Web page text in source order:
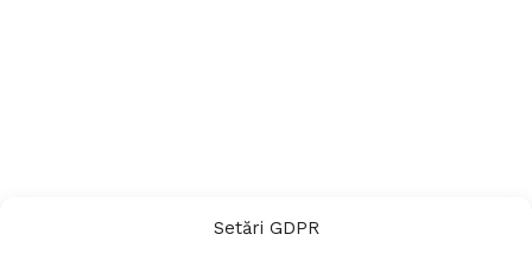
Setări GDPR